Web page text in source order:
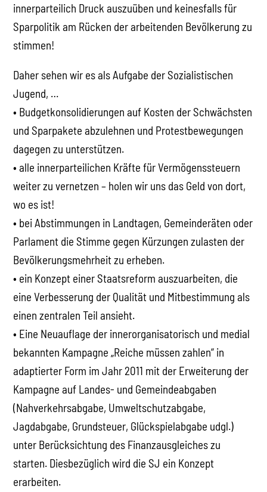
innerparteilich Druck auszuüben und keinesfalls für
Sparpolitik am Rücken der arbeitenden Bevölkerung zu
stimmen!
Daher sehen wir es als Aufgabe der Sozialistischen
Jugend, …
• Budgetkonsolidierungen auf Kosten der Schwächsten
und Sparpakete abzulehnen und Protestbewegungen
dagegen zu unterstützen.
• alle innerparteilichen Kräfte für Vermögenssteuern
weiter zu vernetzen – holen wir uns das Geld von dort,
wo es ist!
• bei Abstimmungen in Landtagen, Gemeinderäten oder
Parlament die Stimme gegen Kürzungen zulasten der
Bevölkerungsmehrheit zu erheben.
• ein Konzept einer Staatsreform auszuarbeiten, die
eine Verbesserung der Qualität und Mitbestimmung als
einen zentralen Teil ansieht.
• Eine Neuauflage der innerorganisatorisch und medial
bekannten Kampagne „Reiche müssen zahlen“ in
adaptierter Form im Jahr 2011 mit der Erweiterung der
Kampagne auf Landes- und Gemeindeabgaben
(Nahverkehrsabgabe, Umweltschutzabgabe,
Jagdabgabe, Grundsteuer, Glückspielabgabe udgl.)
unter Berücksichtung des Finanzausgleiches zu
starten. Diesbezüglich wird die SJ ein Konzept
erarbeiten.